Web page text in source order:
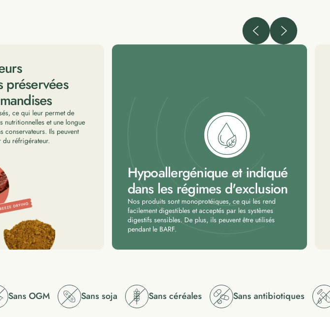
préservées
ce qui leur permet de
nutritionnelles et une longue
conservateurs. Ils peuvent
du réfrigérateur.
Hypoallergénique et indiqué
dans les régimes d'exclusion
Nos produits sont monoprotéiques, ce qui les rend
facilement digestibles et acceptés par les systèmes
digestifs sensibles. De plus, ils peuvent être utilisés
pendant le BARF.
OGM Sans soja Sans céréales Sans antibiotiques